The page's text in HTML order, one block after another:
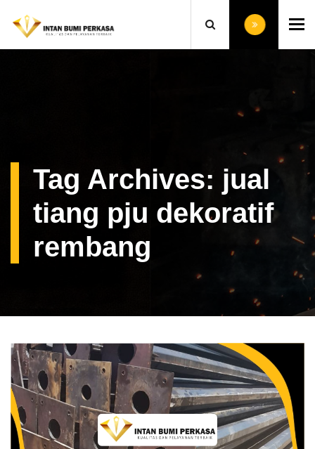
Tag Archives: jual
tiang pju dekoratif
rembang